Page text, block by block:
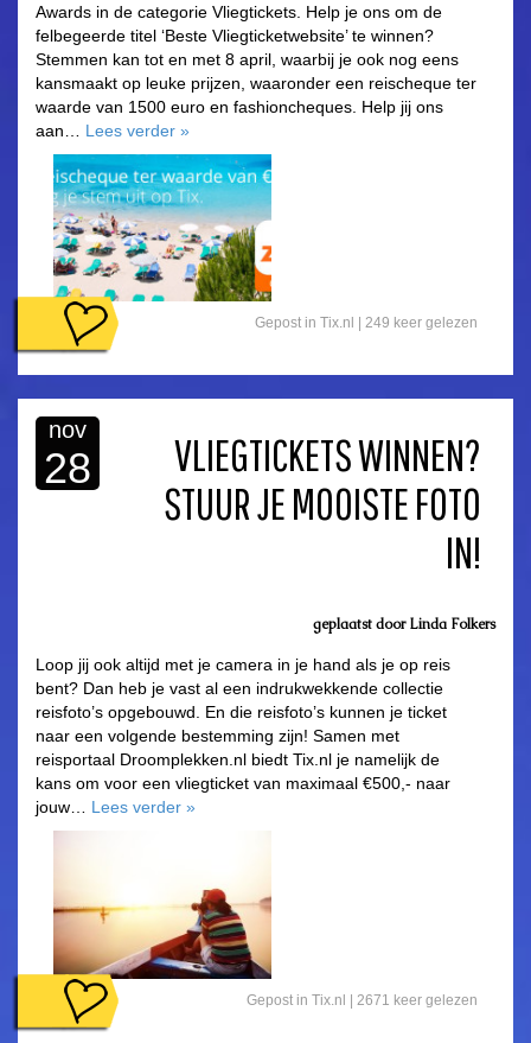
Awards in de categorie Vliegtickets. Help je ons om de
felbegeerde titel ‘Beste Vliegticketwebsite’ te winnen?
Stemmen kan tot en met 8 april, waarbij je ook nog eens
kansmaakt op leuke prijzen, waaronder een reischeque ter
waarde van 1500 euro en fashioncheques. Help jij ons
aan… Lees verder »
Gepost in Tix.nl | 249 keer gelezen
nov
28
VLIEGTICKETS WINNEN?
STUUR JE MOOISTE FOTO
IN!
geplaatst doorLinda Folkers
Loop jij ook altijd met je camera in je hand als je op reis
bent? Dan heb je vast al een indrukwekkende collectie
reisfoto’s opgebouwd. En die reisfoto’s kunnen je ticket
naar een volgende bestemming zijn! Samen met
reisportaal Droomplekken.nl biedt Tix.nl je namelijk de
kans om voor een vliegticket van maximaal €500,- naar
jouw… Lees verder »
Gepost in Tix.nl | 2671 keer gelezen